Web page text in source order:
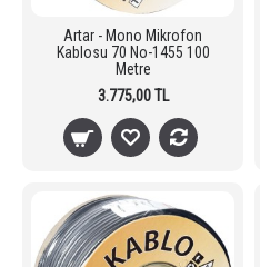
Artar - Mono Mikrofon
Kablosu 70 No-1455 100
Metre
3.775,00 TL